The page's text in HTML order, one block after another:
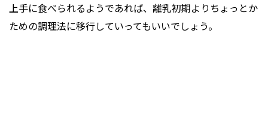
上手に食べられるようであれば、離乳初期よりちょっとか
ための調理法に移行していってもいいでしょう。